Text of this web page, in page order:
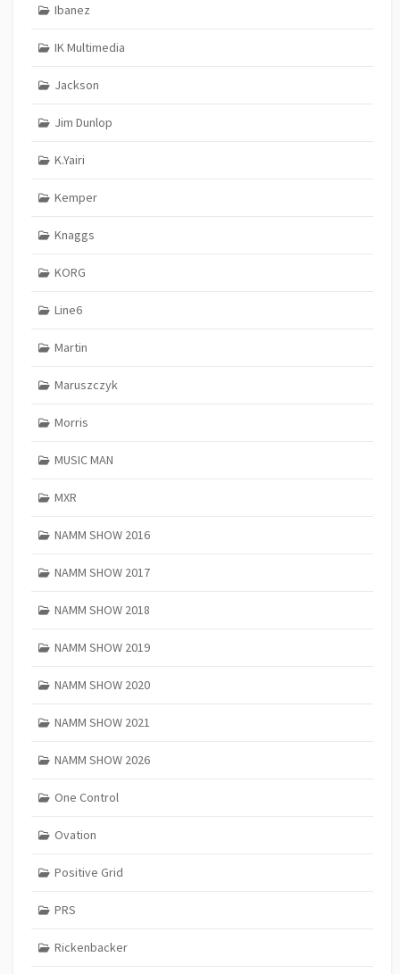
Ibanez
IK Multimedia
Jackson
Jim Dunlop
K.Yairi
Kemper
Knaggs
KORG
Line6
Martin
Maruszczyk
Morris
MUSIC MAN
MXR
NAMM SHOW 2016
NAMM SHOW 2017
NAMM SHOW 2018
NAMM SHOW 2019
NAMM SHOW 2020
NAMM SHOW 2021
NAMM SHOW 2026
One Control
Ovation
Positive Grid
PRS
Rickenbacker